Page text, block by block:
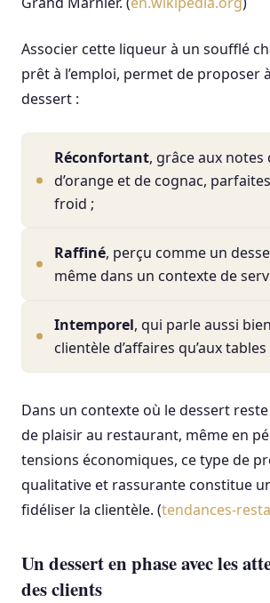
Associer cette liqueur à un soufflé
prêt à l’emploi, permet de proposer
dessert :
Réconfortant, grâce aux notes
d’orange et de cognac,
froid ;
Raffiné, perçu comme un
même dans un contexte de
Intemporel, qui parle aussi
clientèle d’affaires qu’aux
Dans un contexte où le dessert
de plaisir au restaurant, même en
tensions économiques, ce type de
qualitative et rassurante constitue
fidéliser la clientèle. (tendances-
Un dessert en phase avec les
des clients